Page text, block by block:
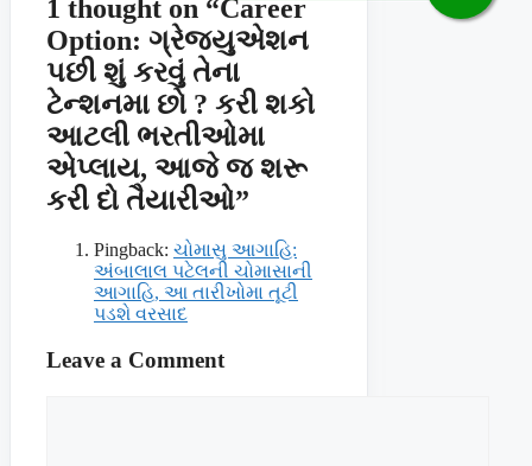
1 thought on “Career
Option: ગ્રેજ્યુએશન
પછી શું કરવું તેના
ટેન્શનમા છો ? કરી શકો
આટલી ભરતીઓમા
એપ્લાય, આજે જ શરૂ
કરી દો તૈયારીઓ”
Pingback: ચોમાસુ આગાહિ:
અંબાલાલ પટેલની ચોમાસાની
આગાહિ, આ તારીખોમા તૂટી
પડશે વરસાદ
Leave a Comment